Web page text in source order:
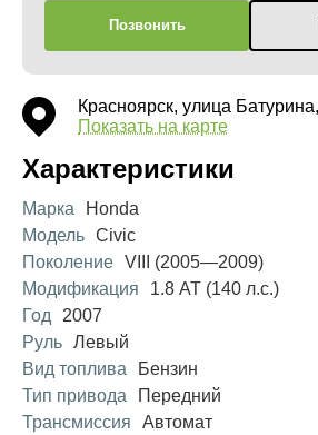
Позвонить
Красноярск, улица
Показать на карте
Характеристики
Марка
Honda
Модель Civic
Поколение VIII (2005—2009)
Модификация
1.8 AT (140 л.с.)
Год
2007
Руль Левый
Вид топлива
Бензин
Тип привода
Передний
Трансмиссия
Автомат